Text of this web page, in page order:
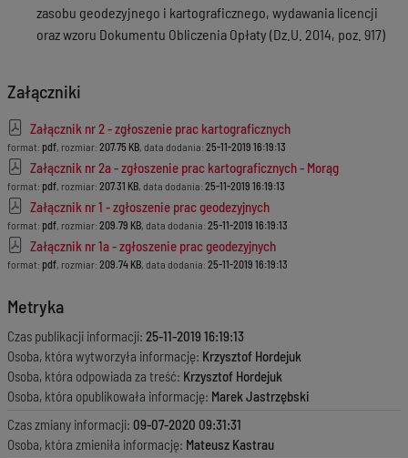
zasobu geodezyjnego i kartograficznego, wydawania licencji
oraz wzoru Dokumentu Obliczenia Opłaty (Dz.U. 2014, poz. 917)
Załączniki
Załącznik nr 2 - zgłoszenie prac kartograficznych
format: pdf, rozmiar: 207.75 KB, data dodania: 25-11-2019 16:19:13
Załącznik nr 2a - zgłoszenie prac kartograficznych - Morąg
format: pdf, rozmiar: 207.31 KB, data dodania: 25-11-2019 16:19:13
Załącznik nr 1 - zgłoszenie prac geodezyjnych
format: pdf, rozmiar: 209.79 KB, data dodania: 25-11-2019 16:19:13
Załącznik nr 1a - zgłoszenie prac geodezyjnych
format: pdf, rozmiar: 209.74 KB, data dodania: 25-11-2019 16:19:13
Metryka
Czas publikacji informacji: 25-11-2019 16:19:13
Osoba, która wytworzyła informację: Krzysztof Hordejuk
Osoba, która odpowiada za treść: Krzysztof Hordejuk
Osoba, która opublikowała informację: Marek Jastrzębski
Czas zmiany informacji: 09-07-2020 09:31:31
Osoba, która zmieniła informację: Mateusz Kastrau